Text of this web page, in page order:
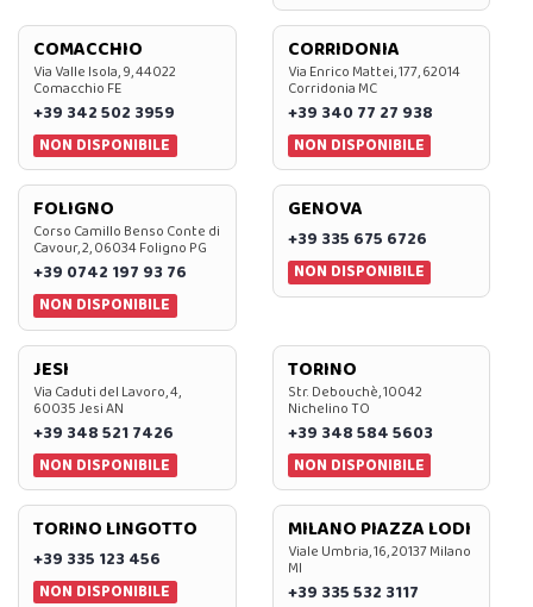
COMACCHIO
Via Valle Isola, 9, 44022
Comacchio FE
+39 342 502 3959
NON DISPONIBILE
CORRIDONIA
Via Enrico Mattei, 177, 62014
Corridonia MC
+39 340 77 27 938
NON DISPONIBILE
FOLIGNO
Corso Camillo Benso Conte di
Cavour, 2, 06034 Foligno PG
+39 0742 197 93 76
NON DISPONIBILE
GENOVA
+39 335 675 6726
NON DISPONIBILE
JESI
Via Caduti del Lavoro, 4,
60035 Jesi AN
+39 348 521 7426
NON DISPONIBILE
TORINO
Str. Debouchè, 10042
Nichelino TO
+39 348 584 5603
NON DISPONIBILE
TORINO LINGOTTO
+39 335 123 456
NON DISPONIBILE
MILANO PIAZZA LODI
Viale Umbria, 16, 20137 Milano
MI
+39 335 532 3117